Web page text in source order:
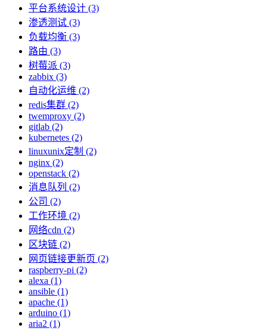
平台系统设计 (3)
渗透测试 (3)
负载均衡 (3)
路由 (3)
树莓派 (3)
zabbix (3)
自动化运维 (2)
redis集群 (2)
twemproxy (2)
gitlab (2)
kubernetes (2)
linuxunix定制 (2)
nginx (2)
openstack (2)
消息队列 (2)
公司 (2)
工作环境 (2)
网络cdn (2)
区块链 (2)
网页链接更新页 (2)
raspberry-pi (2)
alexa (1)
ansible (1)
apache (1)
arduino (1)
aria2 (1)